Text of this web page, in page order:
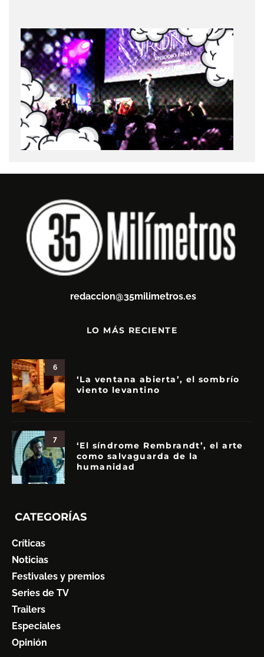
redaccion@35milimetros.es
LO MÁS RECIENTE
6
‘La ventana abierta’, el sombrío
viento levantino
7
‘El síndrome Rembrandt’, el arte
como salvaguarda de la
humanidad
CATEGORÍAS
Críticas
Noticias
Festivales y premios
Series de TV
Trailers
Especiales
Opinión